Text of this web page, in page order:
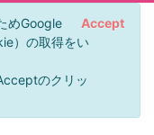
めGoogle
）の取得をい
のクリッ
Accept